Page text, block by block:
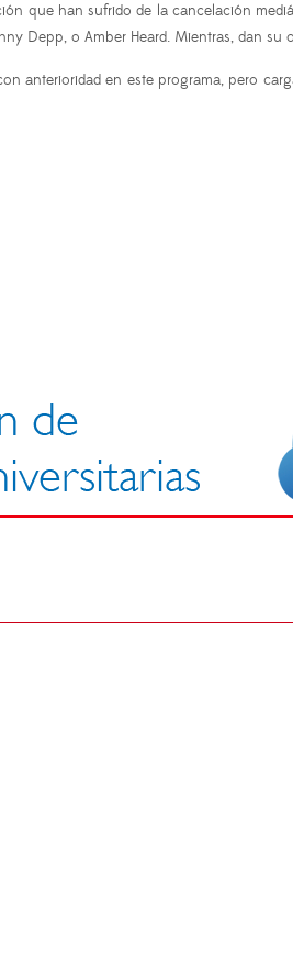
que han sufrido de la cancelación
Depp, o Amber Heard. Mientras, dan
anterioridad en este programa, pero